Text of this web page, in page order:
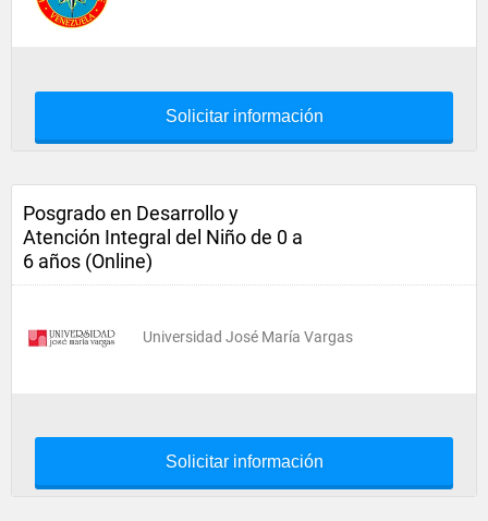
Solicitar información
Posgrado en Desarrollo y
Atención Integral del Niño de 0 a
6 años (Online)
Universidad José María Vargas
Solicitar información